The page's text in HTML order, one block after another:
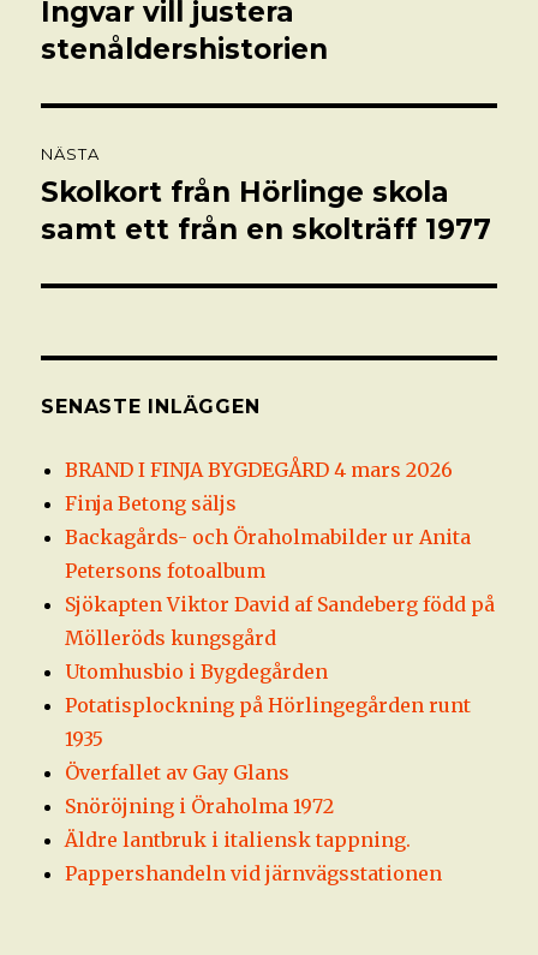
Föregående
inlägg:
Ingvar vill justera
stenåldershistorien
NÄSTA
Nästa
inlägg:
Skolkort från Hörlinge skola
samt ett från en skolträff 1977
SENASTE INLÄGGEN
BRAND I FINJA BYGDEGÅRD 4 mars 2026
Finja Betong säljs
Backagårds- och Öraholmabilder ur Anita
Petersons fotoalbum
Sjökapten Viktor David af Sandeberg född på
Mölleröds kungsgård
Utomhusbio i Bygdegården
Potatisplockning på Hörlingegården runt
1935
Överfallet av Gay Glans
Snöröjning i Öraholma 1972
Äldre lantbruk i italiensk tappning.
Pappershandeln vid järnvägsstationen